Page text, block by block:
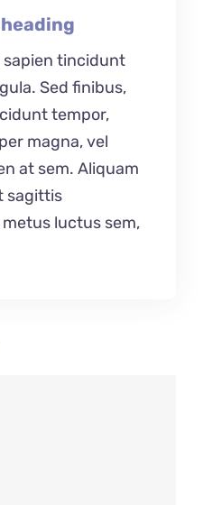
sapien tincidunt
Sed finibus,
tempor,
magna, vel
at sem. Aliquam
sagittis
luctus sem,